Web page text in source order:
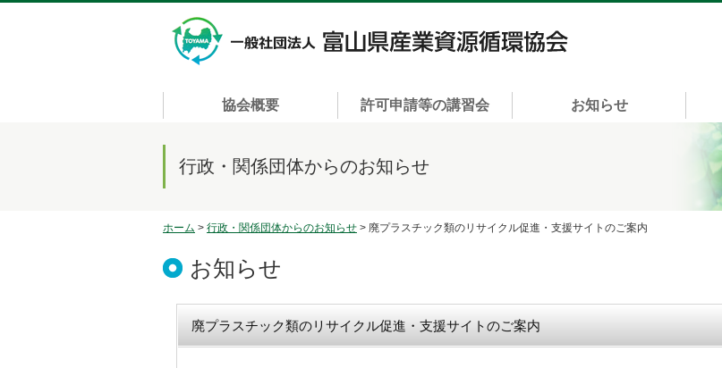
協会概要 許可申請等の講習会 お知らせ
行政・関係団体からのお知らせ
ホーム > 行政・関係団体からのお知らせ > 廃プラスチック類のリサイクル促進・支援サイトのご案内
お知らせ
廃プラスチック類のリサイクル促進・支援サイトのご案内